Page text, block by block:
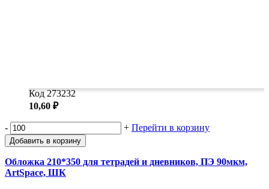
Код 273232
10,60 ₽
- + Перейти в корзину
Добавить в корзину
Обложка 210*350 для тетрадей и дневников, ПЭ 90мкм,
ArtSpace, ШК